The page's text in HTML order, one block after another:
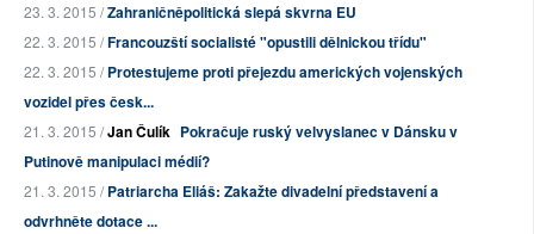
23. 3. 2015 /Zahraničněpolitická slepá skvrna EU
22. 3. 2015 /Francouzští socialisté "opustili dělnickou třídu"
22. 3. 2015 /Protestujeme proti přejezdu amerických vojenských
vozidel přes česk...
21. 3. 2015 /Jan Čulík Pokračuje ruský velvyslanec v Dánsku v
Putinově manipulaci médií?
21. 3. 2015 /Patriarcha Eliáš: Zakažte divadelní představení a
odvrhněte dotace ...